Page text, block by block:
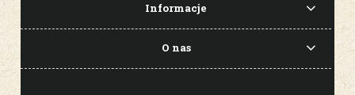
Informacje
O nas